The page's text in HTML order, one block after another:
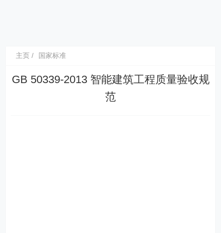
主页 国家标准
GB 50339-2013 智能建筑工程质量验收规
范